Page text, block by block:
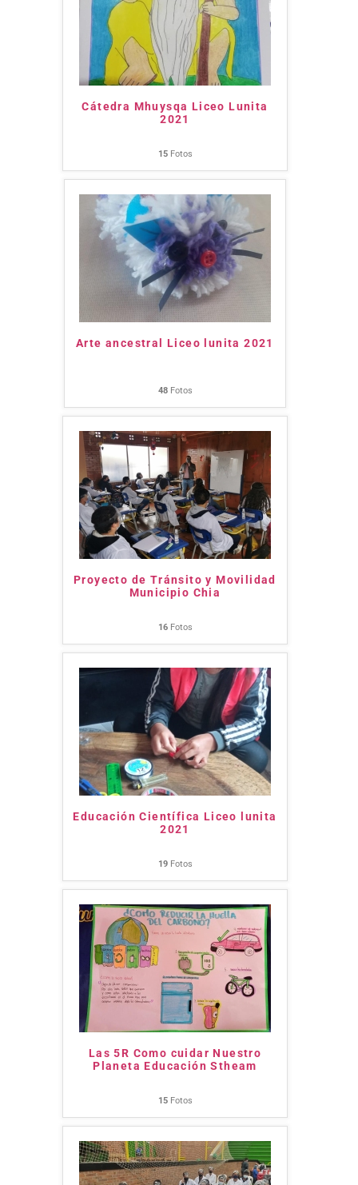
Cátedra Mhuysqa Liceo Lunita
2021
15Fotos
Arte ancestral Liceo lunita 2021
48Fotos
Proyecto de Tránsito y Movilidad
Municipio Chia
16Fotos
Educación Científica Liceo lunita
2021
19Fotos
Las 5R Como cuidar Nuestro
Planeta Educación Stheam
15Fotos